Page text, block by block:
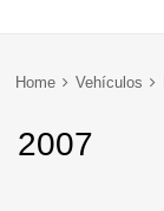
Home Vehículos
2007